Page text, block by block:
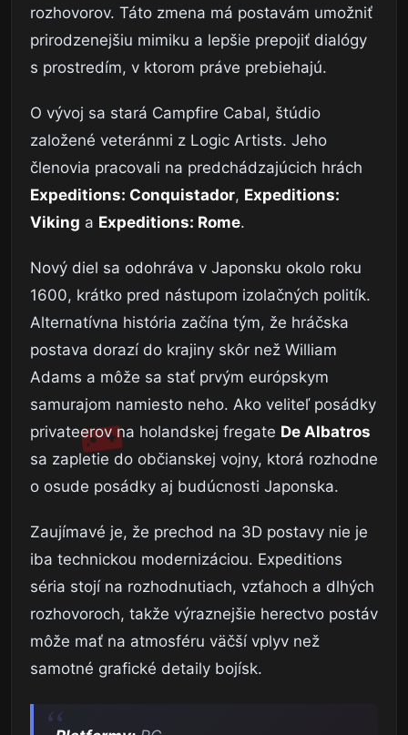
rozhovorov. Táto zmena má postavám umožniť
prirodzenejšiu mimiku a lepšie prepojiť dialógy
s prostredím, v ktorom práve prebiehajú.
O vývoj sa stará Campfire Cabal, štúdio
založené veteránmi z Logic Artists. Jeho
členovia pracovali na predchádzajúcich hrách
Expeditions: Conquistador, Expeditions:
Viking a Expeditions: Rome.
Nový diel sa odohráva v Japonsku okolo roku
1600, krátko pred nástupom izolačných politík.
Alternatívna história začína tým, že hráčska
postava dorazí do krajiny skôr než William
Adams a môže sa stať prvým európskym
samurajom namiesto neho. Ako veliteľ posádky
privateerov na holandskej fregate De Albatros
sa zapletie do občianskej vojny, ktorá rozhodne
o osude posádky aj budúcnosti Japonska.
Zaujímavé je, že prechod na 3D postavy nie je
iba technickou modernizáciou. Expeditions
séria stojí na rozhodnutiach, vzťahoch a dlhých
rozhovoroch, takže výraznejšie herectvo postáv
môže mať na atmosféru väčší vplyv než
samotné grafické detaily bojísk.